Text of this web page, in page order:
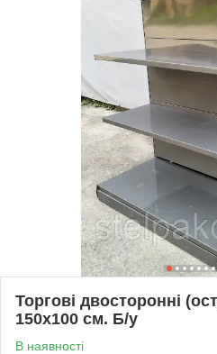
Торгові двосторонні
150х100 см. Б/у
В наявності